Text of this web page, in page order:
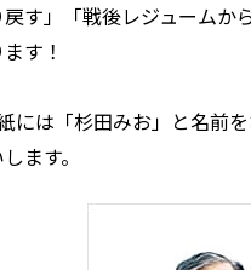
戻す」「戦後レジューム
す！
には「杉田みお」と名前を
ます。